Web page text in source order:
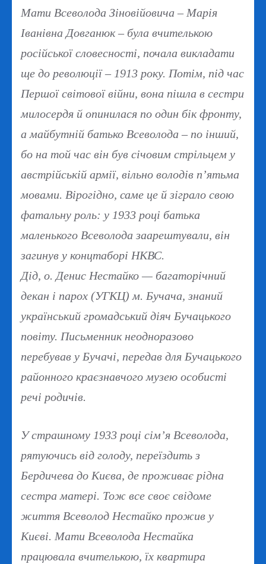
Мати Всеволода Зіновійовича – Марія
Іванівна Довганюк – була вчителькою
російської словесності, почала викладати
ще до революції – 1913 року. Потім, під час
Першої світової війни, вона пішла в сестри
милосердя й опинилася по один бік фронту,
а майбутній батько Всеволода – по інший,
бо на той час він був січовим стрільцем у
австрійській армії, вільно володів п’ятьма
мовами. Вірогідно, саме це й зіграло свою
фатальну роль: у 1933 році батька
маленького Всеволода заарештували, він
загинув у концтаборі НКВС.
Дід, о. Денис Нестайко — багаторічний
декан і парох (УГКЦ) м. Бучача, знаний
український громадський діяч Бучацького
повіту. Письменник неодноразово
перебував у Бучачі, передав для Бучацького
районного краєзнавчого музею особисті
речі родичів.
У страшному 1933 році сім’я Всеволода,
рятуючись від голоду, переїздить з
Бердичева до Києва, де проживає рідна
сестра матері. Тож все своє свідоме
життя Всеволод Нестайко прожив у
Києві. Мати Всеволода Нестайка
працювала вчителькою, їх квартира